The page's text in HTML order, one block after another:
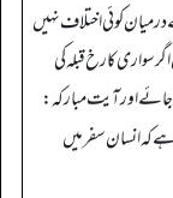
درمیان کوئی اختلاف نہیں
کا رخ قبلہ کی
اور آیت مبارکہ:
کہ انسان سفر میں